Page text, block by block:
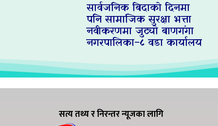
सार्वजनिक बिदाको दिनमा
पनि सामाजिक सुरक्षा भत्ता
नवीकरणमा जुट्यो बाणगंगा
नगरपालिका–८ वडा कार्यालय
सत्य तथ्य र निरन्तर न्यूजका लागि